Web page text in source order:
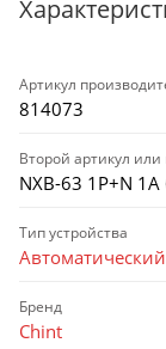
Артикул
814073
Второй артикул
NXB-63 1P+N 1А
Тип устройства
Бренд
Chint